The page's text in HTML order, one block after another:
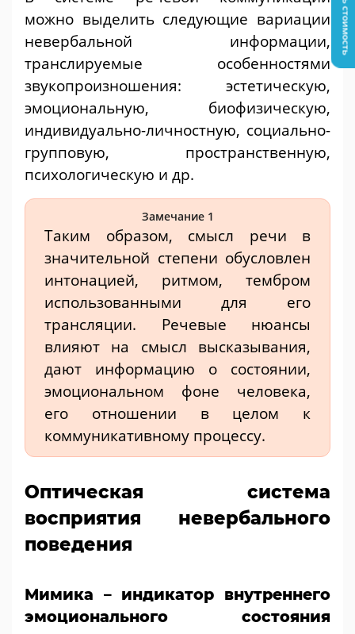
можно выделить следующие вариации
невербальной информации,
транслируемые особенностями
звукопроизношения: эстетическую,
эмоциональную, биофизическую,
индивидуально-личностную, социально-
групповую, пространственную,
психологическую и др.
Замечание 1
Таким образом, смысл речи в
значительной степени обусловлен
интонацией, ритмом, тембром
использованными для его
трансляции. Речевые нюансы
влияют на смысл высказывания,
дают информацию о состоянии,
эмоциональном фоне человека,
его отношении в целом к
коммуникативному процессу.
Оптическая система
восприятия невербального
поведения
Мимика – индикатор внутреннего
эмоционального состояния